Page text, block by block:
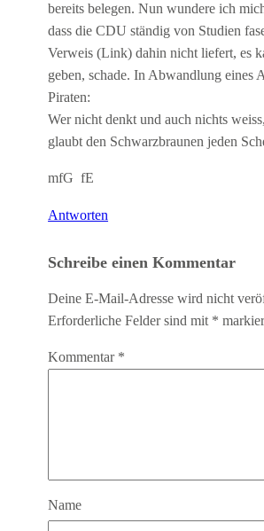
bereits belegen. Nun wundere ich
dass die CDU ständig von Studien
Verweis (Link) dahin nicht liefert, es
geben, schade. In Abwandlung eines
Piraten:
Wer nicht denkt und auch nichts weiss,
glaubt den Schwarzbraunen jeden
mfG fE
Antworten
Schreibe einen Kommentar
Deine E-Mail-Adresse wird nicht
Erforderliche Felder sind mit *
Kommentar *
Name